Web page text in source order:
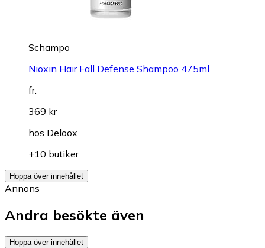
Schampo
Nioxin Hair Fall Defense Shampoo 475ml
fr.
369 kr
hos Deloox
+10 butiker
Hoppa över innehållet
Annons
Andra besökte även
Hoppa över innehållet